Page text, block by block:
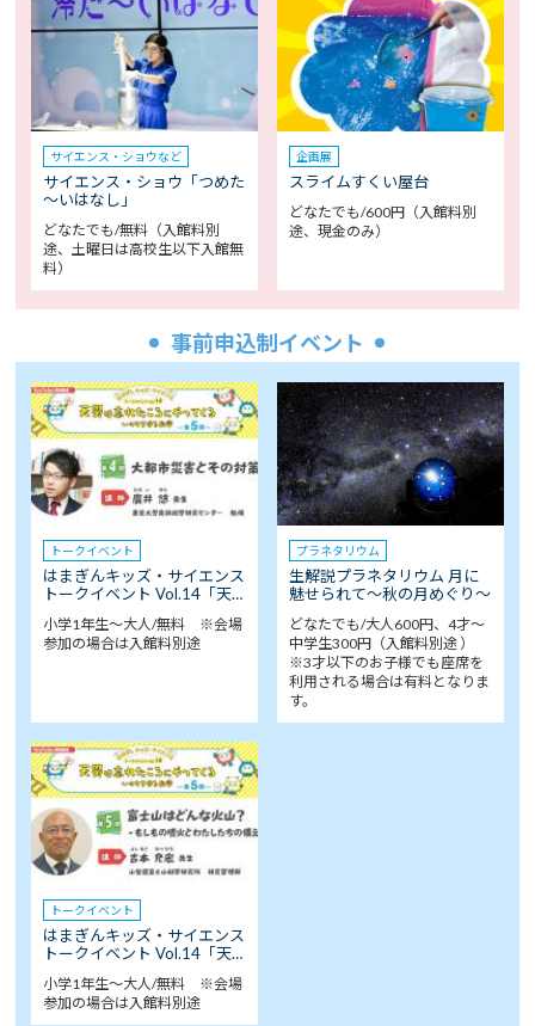
サイエンス・ショウなど
サイエンス・ショウ「つめた
～いはなし」
どなたでも/無料（入館料別
途、土曜日は高校生以下入館無
料）
企画展
スライムすくい屋台
どなたでも/600円（入館料別
途、現金のみ）
事前申込制イベント
トークイベント
はまぎんキッズ・サイエンス
トークイベント Vol.14「天…
小学1年生～大人/無料 ※会場
参加の場合は入館料別途
プラネタリウム
生解説プラネタリウム 月に
魅せられて～秋の月めぐり～
どなたでも/大人600円、4才～
中学生300円（入館料別途 ）
※3才以下のお子様でも座席を
利用される場合は有料となりま
す。
トークイベント
はまぎんキッズ・サイエンス
トークイベント Vol.14「天…
小学1年生～大人/無料 ※会場
参加の場合は入館料別途